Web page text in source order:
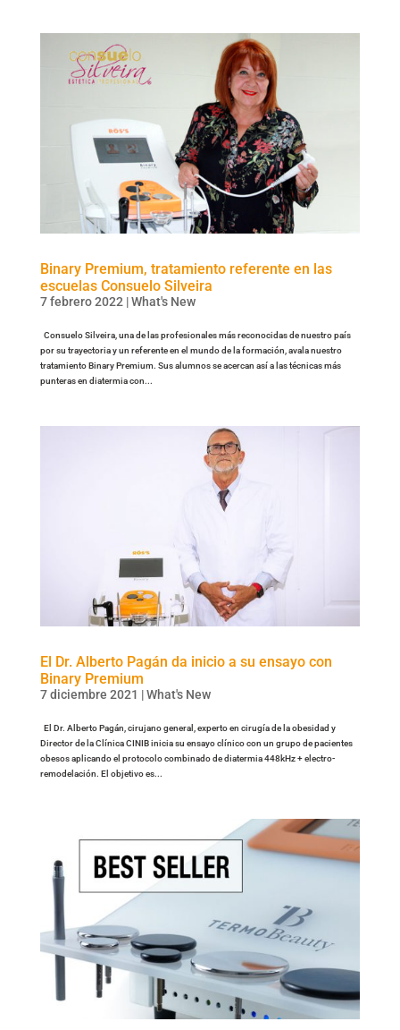
Binary Premium, tratamiento referente en las
escuelas Consuelo Silveira
7 febrero 2022 |What's New
Consuelo Silveira, una de las profesionales más reconocidas de nuestro país
por su trayectoria y un referente en el mundo de la formación, avala nuestro
tratamiento Binary Premium. Sus alumnos se acercan así a las técnicas más
punteras en diatermia con...
El Dr. Alberto Pagán da inicio a su ensayo con
Binary Premium
7 diciembre 2021 |What's New
El Dr. Alberto Pagán, cirujano general, experto en cirugía de la obesidad y
Director de la Clínica CINIB inicia su ensayo clínico con un grupo de pacientes
obesos aplicando el protocolo combinado de diatermia 448kHz + electro-
remodelación. El objetivo es...